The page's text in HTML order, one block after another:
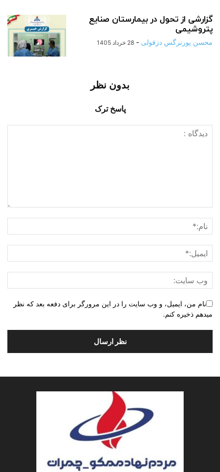
گزارشی از تحول در بیمارستان صنایع
پتروشیمی
محسن پورنرگس دزفولی - 28 خرداد 1405
بدون نظر
پاسخ ترک
نام من، ایمیل، و وب سایت را در این مرورگر برای دفعه بعد که نظر
میدهم ذخیره کنم.